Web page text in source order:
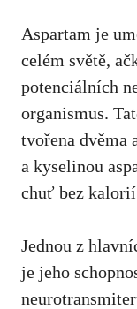
Aspartam je
celém světě,
potenciálních
⁣organismus.
tvořena dvěma
a kyselinou
chuť bez
Jednou z
je​ jeho